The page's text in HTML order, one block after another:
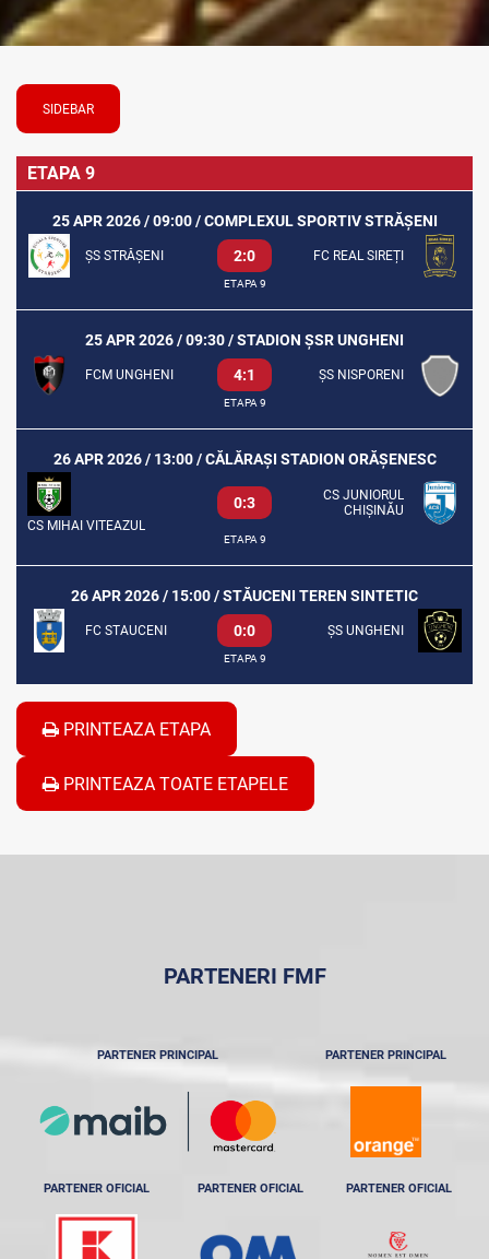
SIDEBAR
ETAPA 9
25 APR 2026 / 09:00 / COMPLEXUL SPORTIV STRĂȘENI
ȘS STRĂȘENI 2:0 FC REAL SIREȚI
ETAPA 9
25 APR 2026 / 09:30 / STADION ȘSR UNGHENI
FCM UNGHENI 4:1 ȘS NISPORENI
ETAPA 9
26 APR 2026 / 13:00 / CĂLĂRAȘI STADION ORĂȘENESC
CS MIHAI VITEAZUL
0:3
CS JUNIORUL
CHIȘINĂU
ETAPA 9
26 APR 2026 / 15:00 / STĂUCENI TEREN SINTETIC
FC STAUCENI 0:0 ȘS UNGHENI
ETAPA 9
PRINTEAZA ETAPA
PRINTEAZA TOATE ETAPELE
PARTENERI FMF
PARTENER PRINCIPAL PARTENER PRINCIPAL
PARTENER OFICIAL PARTENER OFICIAL PARTENER OFICIAL